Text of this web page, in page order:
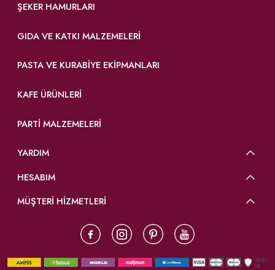
ŞEKER HAMURLARI
GIDA VE KATKI MALZEMELERI
PASTA VE KURABIYE EKIPMANLARI
KAFE ÜRÜNLERI
PARTI MALZEMELERI
YARDIM
HESABIM
MÜŞTERİ HİZMETLERİ